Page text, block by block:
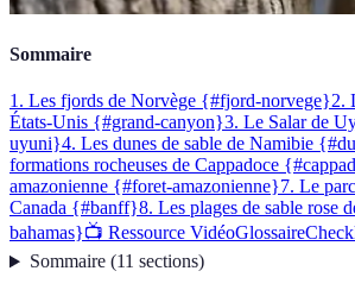
Sommaire
1. Les fjords de Norvège {#fjord-norvege}2.
États-Unis {#grand-canyon}3. Le Salar de
uyuni}4. Les dunes de sable de Namibie
formations rocheuses de Cappadoce
amazonienne {#foret-amazonienne}7. Le
Canada {#banff}8. Les plages de sable rose
bahamas}📺 Ressource VidéoGlossaire
Sommaire(11 sections)